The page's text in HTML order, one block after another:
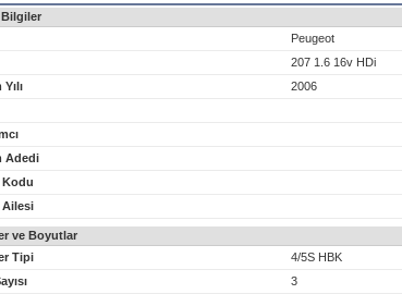
Peugeot
207 1.6 16v HDi
2006
Adedi
Kodu
Ailesi
ve Boyutlar
Tipi
4/5S HBK
3